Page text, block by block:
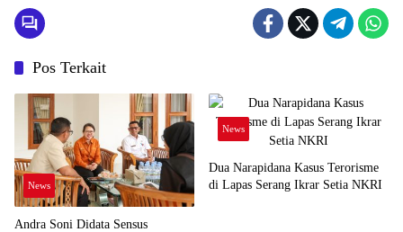
Pos Terkait
News
Andra Soni Didata Sensus
News
Dua Narapidana Kasus Terorisme
di Lapas Serang Ikrar Setia NKRI